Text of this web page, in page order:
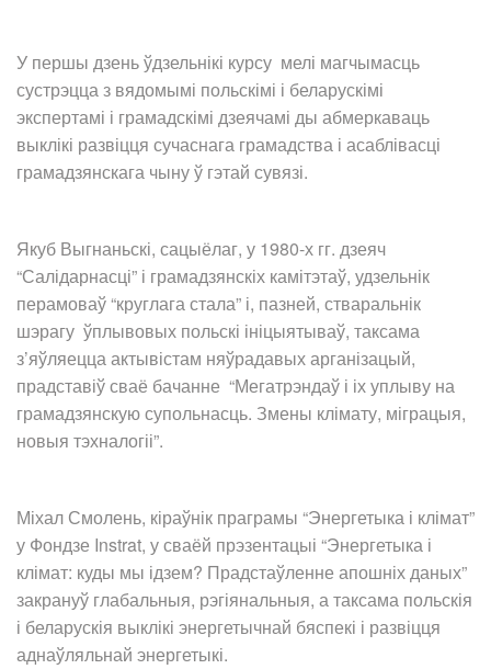
У першы дзень ўдзельнікі курсу мелі магчымасць
сустрэцца з вядомымі польскімі і беларускімі
экспертамі і грамадскімі дзеячамі ды абмеркаваць
выклікі развіцця сучаснага грамадства і асаблівасці
грамадзянскага чыну ў гэтай сувязі.
Якуб Выгнаньскі, сацыёлаг, у 1980-х гг. дзеяч
“Салідарнасці” і грамадзянскіх камітэтаў, удзельнік
перамоваў “круглага стала” і, пазней, стваральнік
шэрагу ўплывовых польскі ініцыятываў, таксама
з’яўляецца актывістам няўрадавых арганізацый,
прадставіў сваё бачанне “Мегатрэндаў і іх уплыву на
грамадзянскую супольнасць. Змены клімату, міграцыя,
новыя тэхналогіі”.
Міхал Смолень, кіраўнік праграмы “Энергетыка і клімат”
у Фондзе Instrat, у сваёй прэзентацыі “Энергетыка і
клімат: куды мы ідзем? Прадстаўленне апошніх даных”
закрануў глабальныя, рэгіянальныя, а таксама польскія
і беларускія выклікі энергетычнай бяспекі і развіцця
аднаўляльнай энергетыкі.